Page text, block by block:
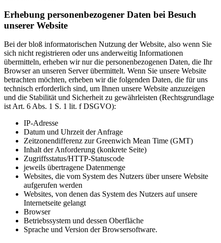
Erhebung personenbezogener Daten bei Besuch
unserer Website
Bei der bloß informatorischen Nutzung der Website, also wenn Sie
sich nicht registrieren oder uns anderweitig Informationen
übermitteln, erheben wir nur die personenbezogenen Daten, die Ihr
Browser an unseren Server übermittelt. Wenn Sie unsere Website
betrachten möchten, erheben wir die folgenden Daten, die für uns
technisch erforderlich sind, um Ihnen unsere Website anzuzeigen
und die Stabilität und Sicherheit zu gewährleisten (Rechtsgrundlage
ist Art. 6 Abs. 1 S. 1 lit. f DSGVO):
IP-Adresse
Datum und Uhrzeit der Anfrage
Zeitzonendifferenz zur Greenwich Mean Time (GMT)
Inhalt der Anforderung (konkrete Seite)
Zugriffsstatus/HTTP-Statuscode
jeweils übertragene Datenmenge
Websites, die vom System des Nutzers über unsere Website
aufgerufen werden
Websites, von denen das System des Nutzers auf unsere
Internetseite gelangt
Browser
Betriebssystem und dessen Oberfläche
Sprache und Version der Browsersoftware.